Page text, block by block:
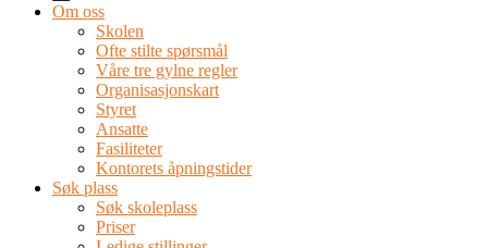
Om oss
Skolen
Ofte stilte spørsmål
Våre tre gylne regler
Organisasjonskart
Styret
Ansatte
Fasiliteter
Kontorets åpningstider
Søk plass
Søk skoleplass
Priser